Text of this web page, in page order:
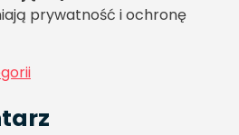
prywatność i ochronę